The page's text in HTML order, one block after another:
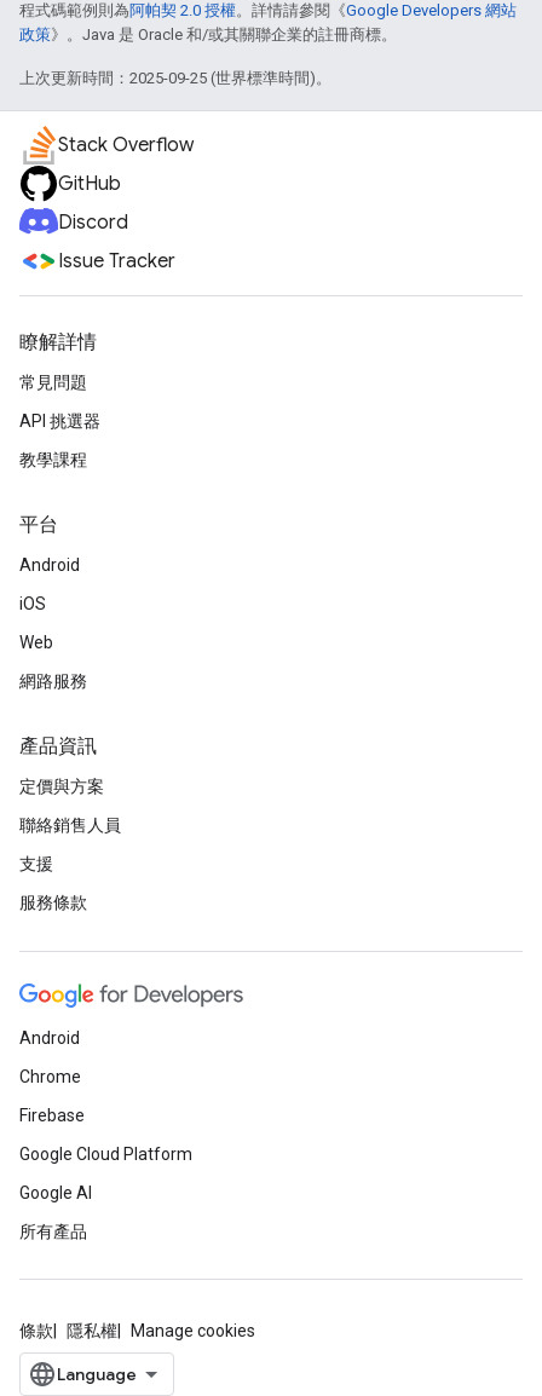
程式碼範例則為阿帕契 2.0 授權。詳情請參閱《Google Developers 網站
政策》。Java 是 Oracle 和/或其關聯企業的註冊商標。
上次更新時間：2025-09-25 (世界標準時間)。
Stack Overflow
GitHub
Discord
Issue Tracker
瞭解詳情
常見問題
API 挑選器
教學課程
平台
Android
iOS
Web
網路服務
產品資訊
定價與方案
聯絡銷售人員
支援
服務條款
Android
Chrome
Firebase
Google Cloud Platform
Google AI
所有產品
條款 隱私權 Manage cookies